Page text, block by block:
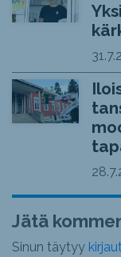
Jätä
Sinun täytyy